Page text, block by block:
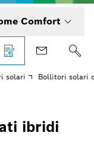
Comfort
solari Bollitori solari
ibridi